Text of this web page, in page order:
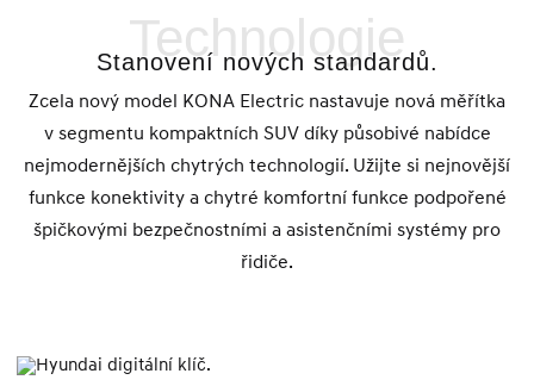
Technologie
Stanovení nových standardů.
Zcela nový model KONA Electric nastavuje nová měřítka
v segmentu kompaktních SUV díky působivé nabídce
nejmodernějších chytrých technologií. Užijte si nejnovější
funkce konektivity a chytré komfortní funkce podpořené
špičkovými bezpečnostními a asistenčními systémy pro
řidiče.